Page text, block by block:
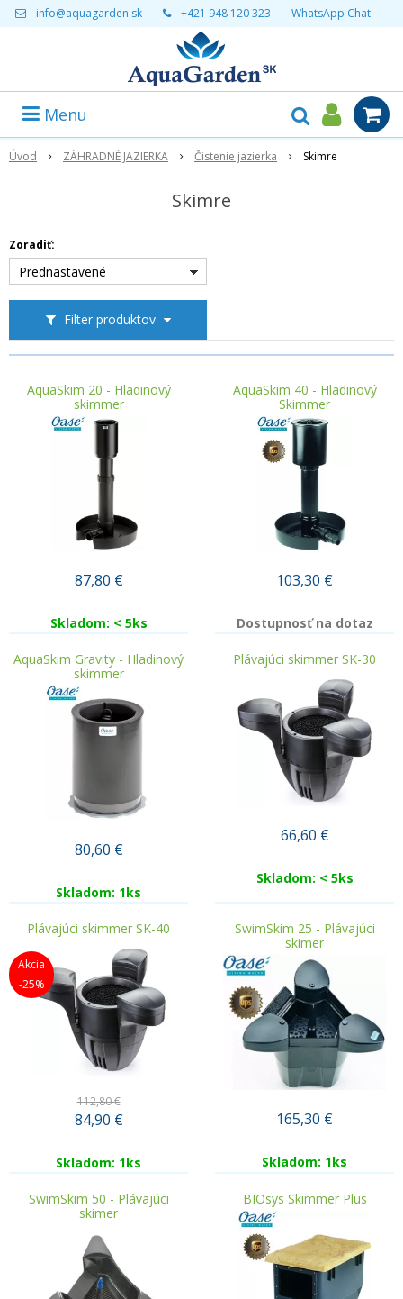
info@aquagarden.sk +421 948 120 323 WhatsApp Chat
Menu
Úvod ZÁHRADNÉ JAZIERKA Čistenie jazierka Skimre
Skimre
Filter produktov
Zoradiť:
Prednastavené
AquaSkim 20 - Hladinový
skimmer
87,80 €
Skladom: < 5ks
AquaSkim 40 - Hladinový
Skimmer
103,30 €
Dostupnosť na dotaz
AquaSkim Gravity - Hladinový
skimmer
80,60 €
Skladom: 1ks
Plávajúci skimmer SK-30
66,60 €
Skladom: < 5ks
Plávajúci skimmer SK-40
Akcia
-25%
112,80 €
84,90 €
Skladom: 1ks
SwimSkim 25 - Plávajúci
skimer
165,30 €
Skladom: 1ks
SwimSkim 50 - Plávajúci
skimer
BIOsys Skimmer Plus